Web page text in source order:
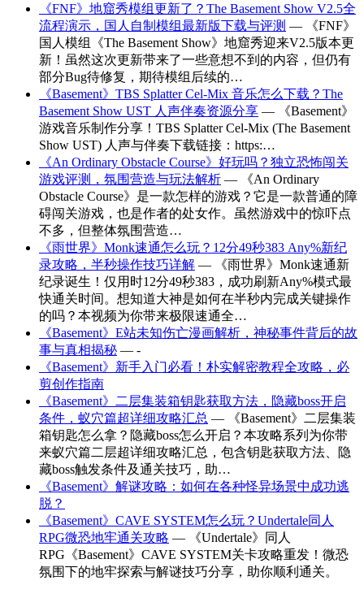
《FNF》地窟秀模组更新了？The Basement Show V2.5全
流程演示，国人自制模组最新版下载与评测 — 《FNF》
国人模组《The Basement Show》地窟秀迎来V2.5版本更
新！虽然这次更新带来了一些意想不到的内容，但仍有
部分Bug待修复，期待模组后续的…
《Basement》TBS Splatter Cel-Mix 音乐怎么下载？The
Basement Show UST 人声伴奏资源分享 — 《Basement》
游戏音乐制作分享！TBS Splatter Cel-Mix (The Basement
Show UST) 人声与伴奏下载链接：https:…
《An Ordinary Obstacle Course》好玩吗？独立恐怖闯关
游戏评测，氛围营造与玩法解析 — 《An Ordinary
Obstacle Course》是一款怎样的游戏？它是一款普通的障
碍闯关游戏，也是作者的处女作。虽然游戏中的惊吓点
不多，但整体氛围营造…
《雨世界》Monk速通怎么玩？12分49秒383 Any%新纪
录攻略，半秒操作技巧详解 — 《雨世界》Monk速通新
纪录诞生！仅用时12分49秒383，成功刷新Any%模式最
快通关时间。想知道大神是如何在半秒内完成关键操作
的吗？本视频为你带来极限速通全…
《Basement》E站未知伤亡漫画解析，神秘事件背后的故
事与真相揭秘 — -
《Basement》新手入门必看！朴实解密教程全攻略，必
剪创作指南
《Basement》二层集装箱钥匙获取方法，隐藏boss开启
条件，蚁穴篇超详细攻略汇总 — 《Basement》二层集装
箱钥匙怎么拿？隐藏boss怎么开启？本攻略系列为你带
来蚁穴篇二层超详细攻略汇总，包含钥匙获取方法、隐
藏boss触发条件及通关技巧，助…
《Basement》解谜攻略：如何在各种怪异场景中成功逃
脱？
《Basement》CAVE SYSTEM怎么玩？Undertale同人
RPG微恐地牢通关攻略 — 《Undertale》同人
RPG《Basement》CAVE SYSTEM关卡攻略重发！微恐
氛围下的地牢探索与解谜技巧分享，助你顺利通关。